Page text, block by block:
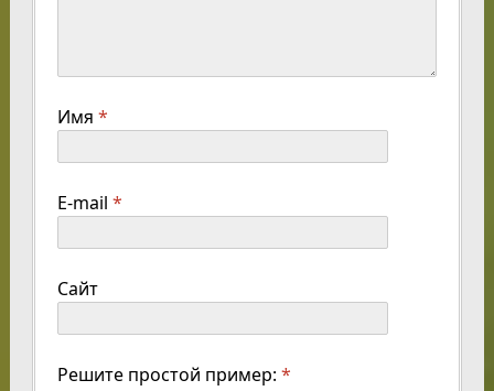
Имя *
E-mail *
Сайт
Решите простой пример: *